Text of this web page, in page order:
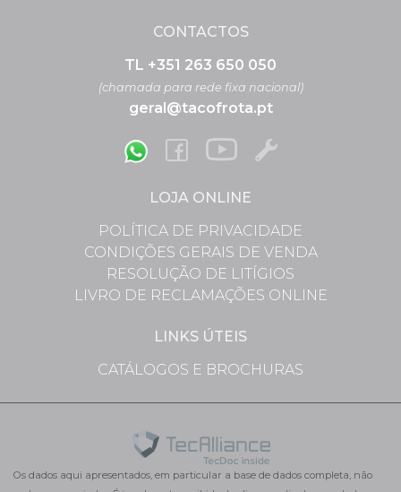
CONTACTOS
TL +351 263 650 050
(chamada para rede fixa nacional)
geral@tacofrota.pt
LOJA ONLINE
POLÍTICA DE PRIVACIDADE
CONDIÇÕES GERAIS DE VENDA
RESOLUÇÃO DE LITÍGIOS
LIVRO DE RECLAMAÇÕES ONLINE
LINKS ÚTEIS
CATÁLOGOS E BROCHURAS
Os dados aqui apresentados, em particular a base de dados completa, não